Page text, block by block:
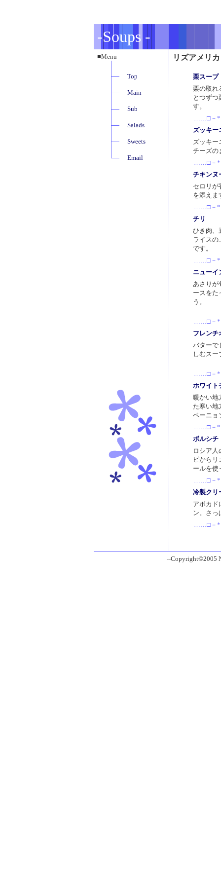
-Soups -
■Menu
Top
Main
Sub
Salads
Sweets
Email
リズアメリ
栗スープ
栗の取れ
とつずつ
す。
……□－*
ズッキー
ズッキー
チーズの
……□－*
チキンヌ
セロリが
を添えま
……□－*
チリ
ひき肉、
ライスの
です。
……□－*
ニューイ
あさりが
ースをた
う。
……□－*
フレンチ
バターで
しむスー
……□－*
ホワイト
暖かい地
た寒い地
ペーニョ
……□－*
ボルシチ
ロシア人
ピからリ
ールを使
……□－*
冷製クリ
アボカド
ン。さっ
……□－*
--Copyright©2005